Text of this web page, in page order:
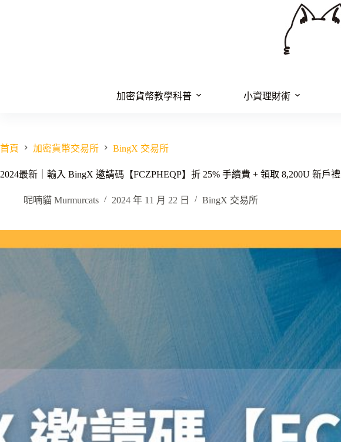
加密貨幣教學科普
小資理財術
首頁 加密貨幣交易所 BingX 交易所
2024最新｜輸入 BingX 邀請碼【FCZPHEQP】折 25% 手續費 + 領取 8,200U 新戶禮
呢喃貓 Murmurcats 2024 年 11 月 22 日 BingX 交易所